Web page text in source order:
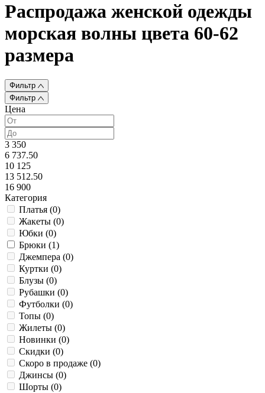
Распродажа женской одежды
морская волны цвета 60-62
размера
Фильтр
Фильтр
Цена
3 350
6 737.50
10 125
13 512.50
16 900
Категория
Платья (0)
Жакеты (0)
Юбки (0)
Брюки (1)
Джемпера (0)
Куртки (0)
Блузы (0)
Рубашки (0)
Футболки (0)
Топы (0)
Жилеты (0)
Новинки (0)
Скидки (0)
Скоро в продаже (0)
Джинсы (0)
Шорты (0)